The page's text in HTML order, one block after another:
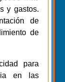
y gastos.
de
de
para
en las